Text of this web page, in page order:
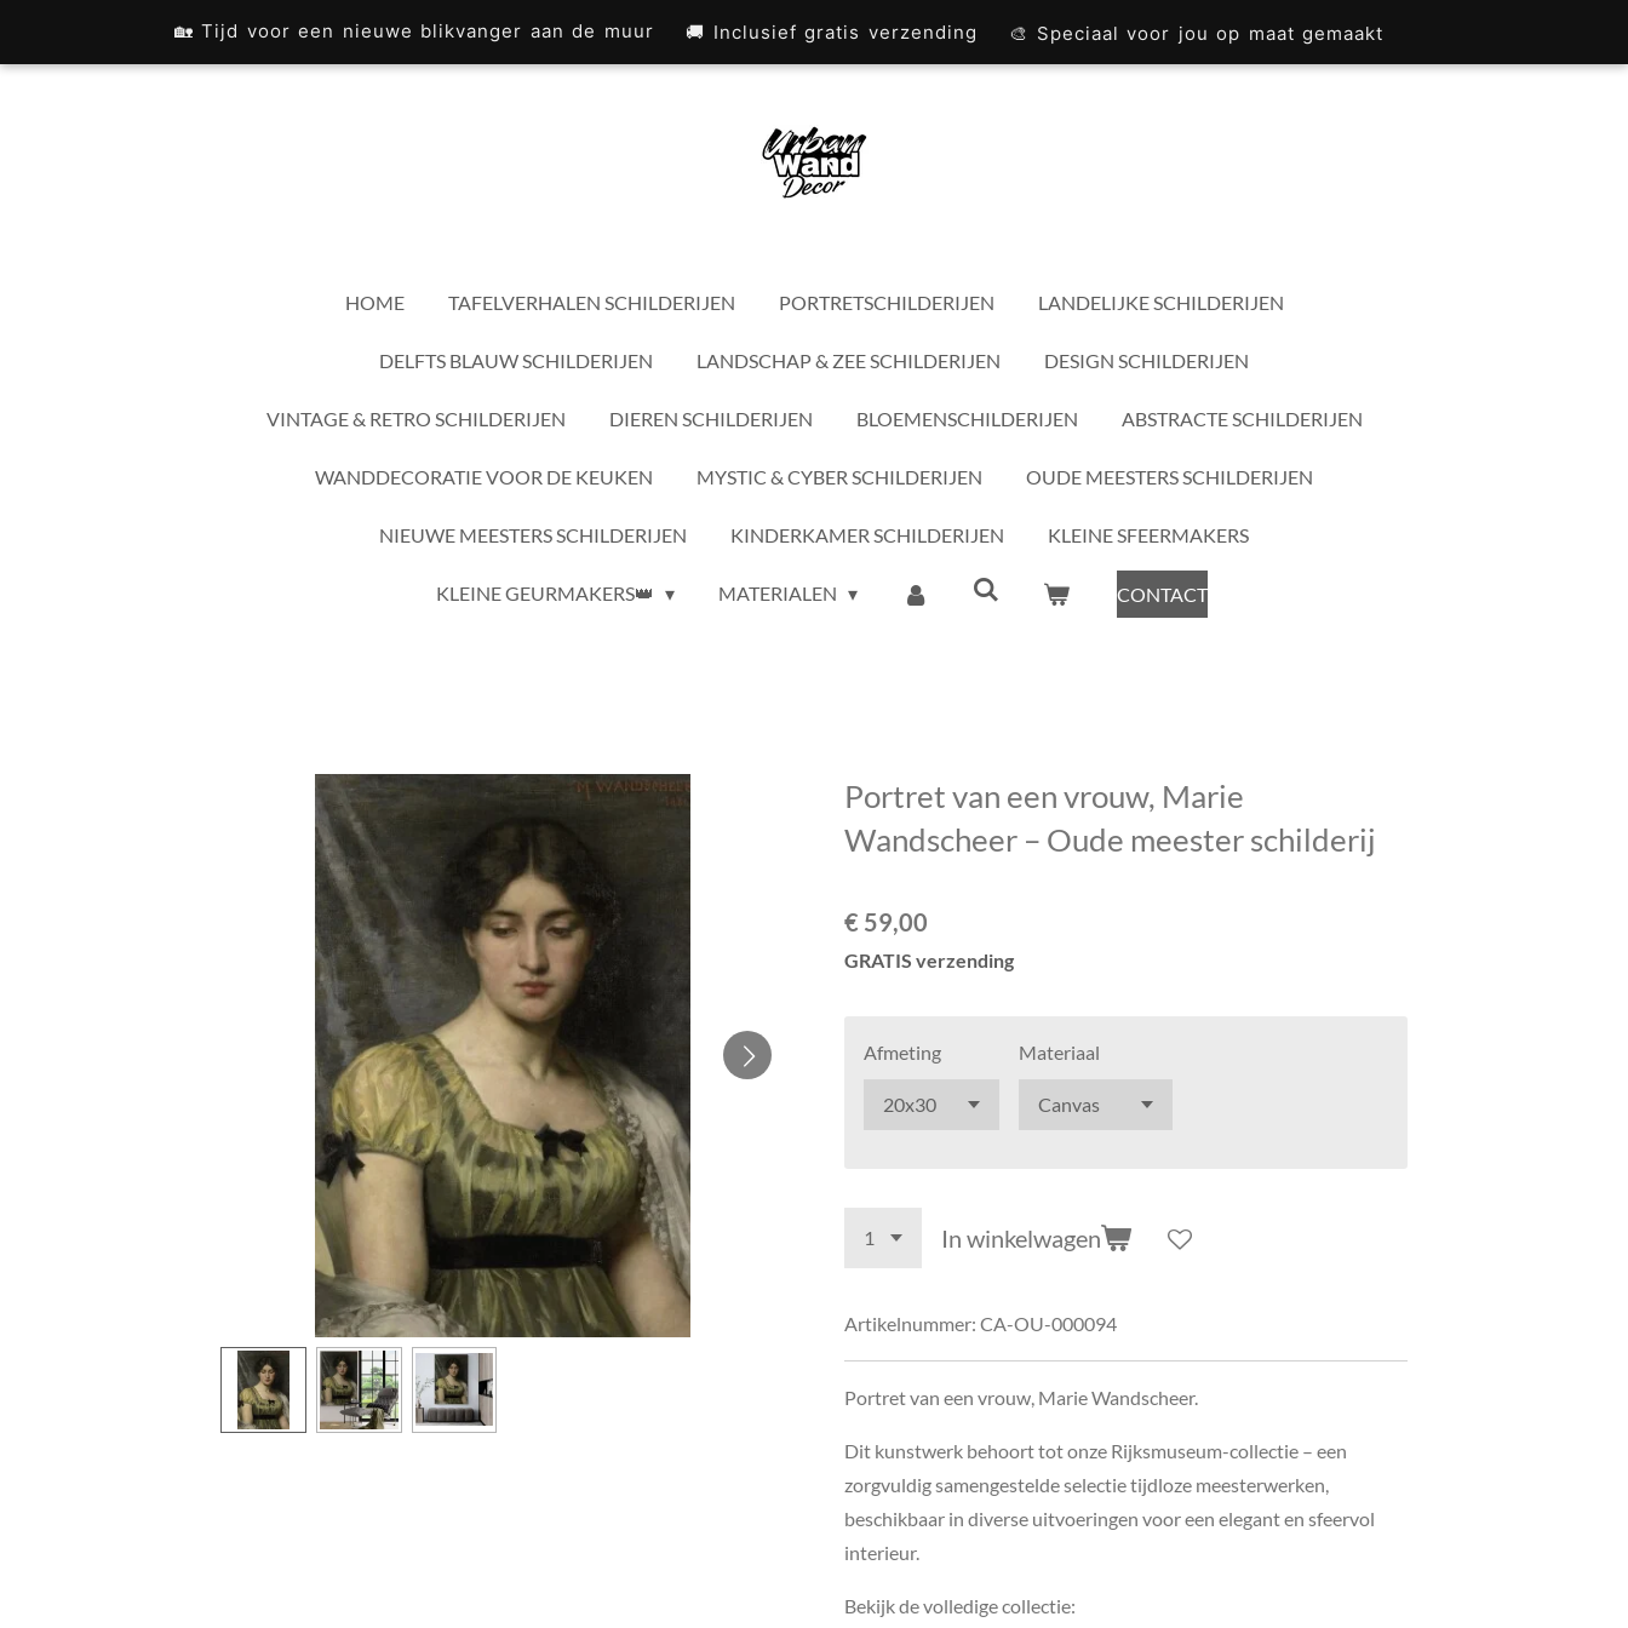
🏡 Tijd voor een nieuwe blikvanger aan de muur 🚚 Inclusief gratis verzending 🎨 Speciaal voor jou op maat gemaakt
direct
HOME TAFELVERHALEN SCHILDERIJEN PORTRETSCHILDERIJEN LANDELIJKE SCHILDERIJEN
DELFTS BLAUW SCHILDERIJEN LANDSCHAP & ZEE SCHILDERIJEN DESIGN SCHILDERIJEN
VINTAGE & RETRO SCHILDERIJEN DIEREN SCHILDERIJEN BLOEMENSCHILDERIJEN ABSTRACTE SCHILDERIJEN
WANDDECORATIE VOOR DE KEUKEN MYSTIC & CYBER SCHILDERIJEN OUDE MEESTERS SCHILDERIJEN
NIEUWE MEESTERS SCHILDERIJEN KINDERKAMER SCHILDERIJEN KLEINE SFEERMAKERS
KLEINE GEURMAKERS👑 MATERIALEN CONTACT
Portret van een vrouw, Marie
Wandscheer – Oude meester schilderij
€ 59,00
GRATIS verzending
Afmeting Materiaal
In winkelwagen
Artikelnummer: CA-OU-000094
Portret van een vrouw, Marie Wandscheer.
Dit kunstwerk behoort tot onze Rijksmuseum-collectie – een
zorgvuldig samengestelde selectie tijdloze meesterwerken,
beschikbaar in diverse uitvoeringen voor een elegant en sfeervol
interieur.
Bekijk de volledige collectie: